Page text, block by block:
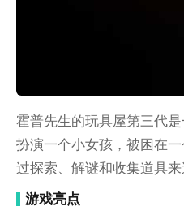
霍普先生的玩具屋第三代
扮演一个小女孩，被困在
过探索、解谜和收集道具
游戏亮点